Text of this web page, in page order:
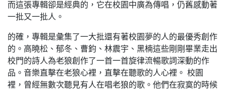
而這張專輯卻是經典的，它在校園中廣為傳唱，仍舊感動著
一批又一批人。
的確，專輯是彙集了一大批還有著校園夢的人的最優秀創作
的。高曉松、郁冬、曹鈞、林震宇、黑楠這些剛剛畢業走出
校門的詩人為老狼創作了一首一首旋律流暢歌詞深動的作
品。音樂直擊在老狼心裡，直擊在聽歌的人心裡。 校園
裡，曾經無數次聽見有人在唱老狼的歌。他們在寂寞的時候